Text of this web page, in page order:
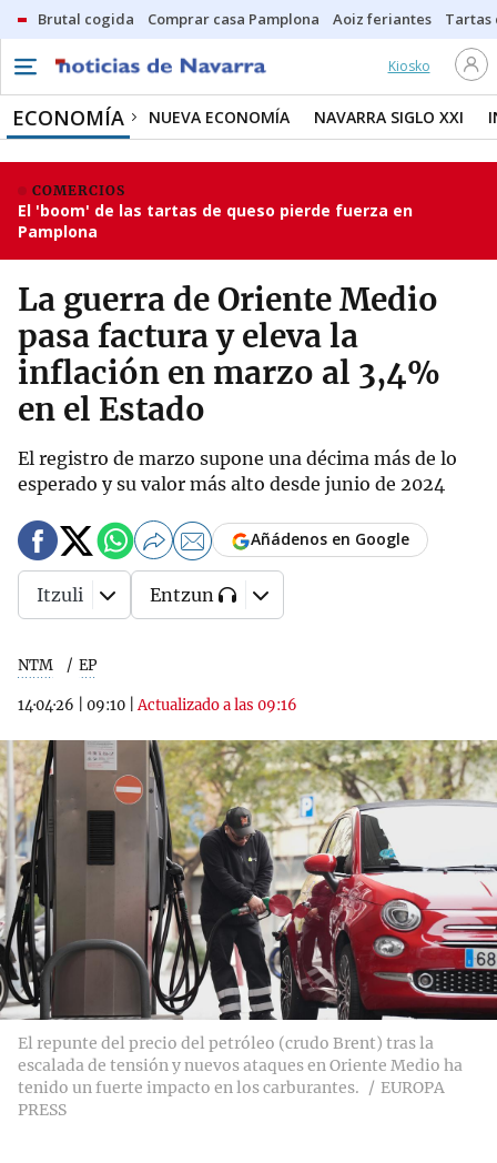
Brutal cogida Comprar casa Pamplona Aoiz feriantes Tartas
Kiosko
ECONOMÍA NUEVA ECONOMÍA NAVARRA SIGLO XXI
COMERCIOS
El 'boom' de las tartas de queso pierde fuerza en
Pamplona
La guerra de Oriente Medio
pasa factura y eleva la
inflación en marzo al 3,4%
en el Estado
El registro de marzo supone una décima más de lo
esperado y su valor más alto desde junio de 2024
NTM EP
14·04·26 09:10 |Actualizado a las 09:16
Añádenos en Google
Itzuli Entzun
El repunte del precio del petróleo (crudo Brent) tras la
escalada de tensión y nuevos ataques en Oriente Medio ha
tenido un fuerte impacto en los carburantes.
EUROPA
PRESS